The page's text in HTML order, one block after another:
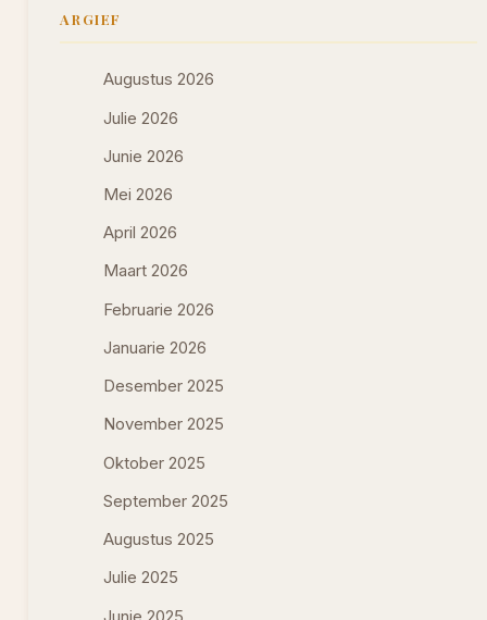
ARGIEF
Augustus 2026
Julie 2026
Junie 2026
Mei 2026
April 2026
Maart 2026
Februarie 2026
Januarie 2026
Desember 2025
November 2025
Oktober 2025
September 2025
Augustus 2025
Julie 2025